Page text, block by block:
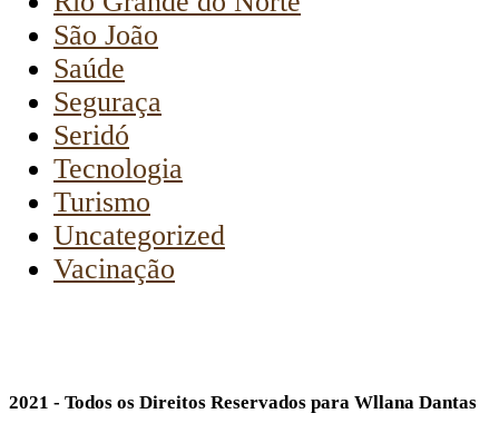
São João
Saúde
Seguraça
Seridó
Tecnologia
Turismo
Uncategorized
Vacinação
2021 - Todos os Direitos Reservados para Wllana Dantas